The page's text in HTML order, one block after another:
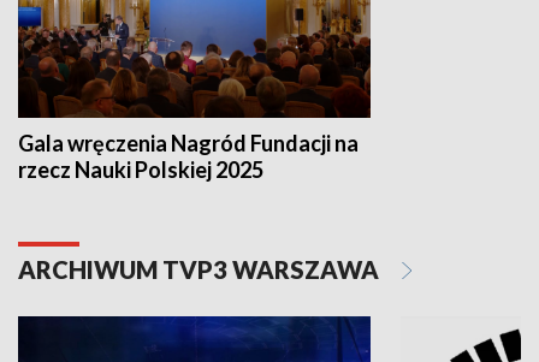
Gala wręczenia Nagród Fundacji na
rzecz Nauki Polskiej 2025
ARCHIWUM TVP3 WARSZAWA